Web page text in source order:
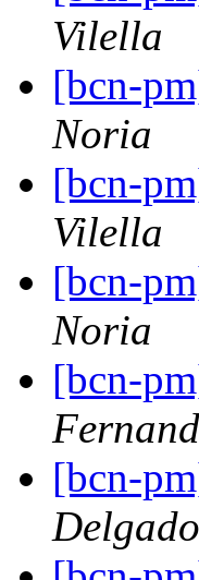
Vilella
[bcn-
Noria
[bcn-
Vilella
[bcn-
Noria
[bcn-
[bcn-
Delgado